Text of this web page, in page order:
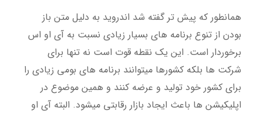
همانطور که پیش تر گفته شد اندروید به دلیل متن باز
بودن از تنوع برنامه های بسیار زیادی نسبت به آی او اس
برخوردار است. این یک نقطه قوت است نه تنها برای
شرکت ها بلکه کشورها میتوانند برنامه های بومی زیادی را
برای کشور خود تولید و عرضه کنند و همین موضوع در
اپلیکیشن ها باعث ایجاد بازار رقابتی میشود. البته آی او